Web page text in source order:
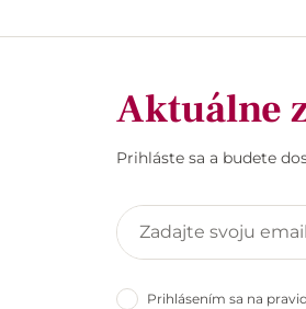
Aktuálne
Prihláste sa a budete
Prihlásením sa na